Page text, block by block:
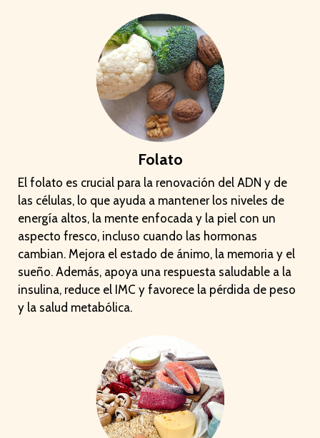
Folato
El folato es crucial para la renovación del ADN y de
las células, lo que ayuda a mantener los niveles de
energía altos, la mente enfocada y la piel con un
aspecto fresco, incluso cuando las hormonas
cambian. Mejora el estado de ánimo, la memoria y el
sueño. Además, apoya una respuesta saludable a la
insulina, reduce el IMC y favorece la pérdida de peso
y la salud metabólica.